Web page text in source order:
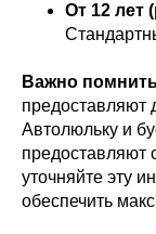
От 12 лет
Важно
предоставляют
Автолюльку и
предоставляют
уточняйте эту
обеспечить